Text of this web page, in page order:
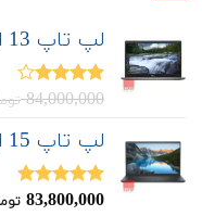
لپ تاپ 13 اینچی Dell مدل Latitude 3340
نمره
84,000,000
لپ تاپ 15 اینچی Dell مدل Inspiron 3535
نمره5.00
83,800,000